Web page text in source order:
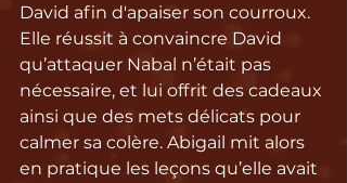
David afin d'apaiser son courroux.
Elle réussit à convaincre David
qu’attaquer Nabal n’était pas
nécessaire, et lui offrit des cadeaux
ainsi que des mets délicats pour
calmer sa colère. Abigail mit alors
en pratique les leçons qu’elle avait